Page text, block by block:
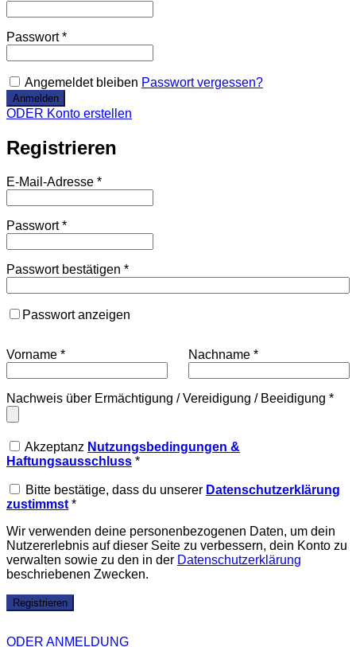
Passwort*
Angemeldet bleiben Passwort vergessen?
ODER Konto erstellen
Registrieren
E-Mail-Adresse *
Passwort*
Passwort bestätigen *
Passwort anzeigen
Vorname * Nachname *
Nachweis über Ermächtigung / Vereidigung / Beeidigung *
Akzeptanz Nutzungsbedingungen &
Haftungsausschluss *
Bitte bestätige, dass du unserer Datenschutzerklärung
zustimmst *
Wir verwenden deine personenbezogenen Daten, um dein
Nutzererlebnis auf dieser Seite zu verbessern, dein Konto zu
verwalten sowie zu den in der Datenschutzerklärung
beschriebenen Zwecken.
Registrieren
ODER ANMELDUNG